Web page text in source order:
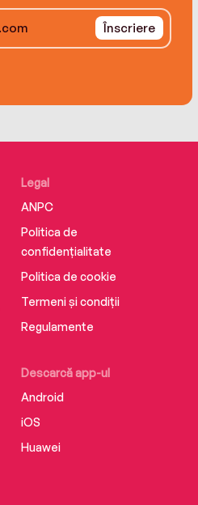
Înscriere
Descarcă app-ul
Android
iOS
Huawei
Legal
ANPC
Politica de
confidențialitate
Politica de cookie
Termeni și condiții
Regulamente